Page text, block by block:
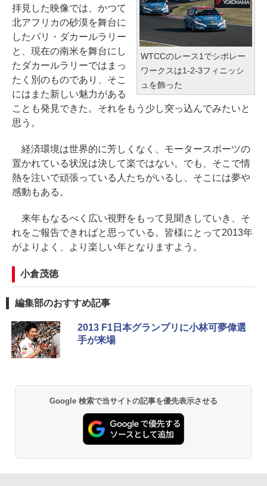
WTCCのレース1でシボレー
ワークスは1-2-3フィニッシ
ュを飾った
拝見した映像では、かつて
北アフリカの砂漠を舞台に
したパリ・ダカールラリー
と、現在の南米を舞台にし
たダカールラリーではまっ
たく別のものであり、そこ
にはまた新しい魅力がある
ことも発見できた。それをもう少し突っ込んでみたいと
思う。
経済環境は世界的に芳しくなく、モータースポーツの
置かれている状況は決して楽ではない。でも、そこで情
熱を注いで頑張っている人たちがいるし、そこには夢や
感動もある。
来年もなるべく広い視野をもって見聞きしていき、そ
れをご報告できればと思っている。皆様にとって2013年
がよりよく、より楽しい年となりますよう。
小倉茂徳
編集部のおすすめ記事
2013 F1日本グランプリに小林可夢偉選
手が来場
Google 検索で当サイトの記事を優先表示させる